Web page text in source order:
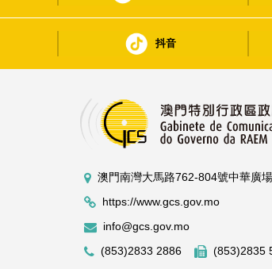
抖音
澳門南灣大馬路762-804號中華廣
https://www.gcs.gov.mo
info@gcs.gov.mo
(853)2833 2886
(853)2835